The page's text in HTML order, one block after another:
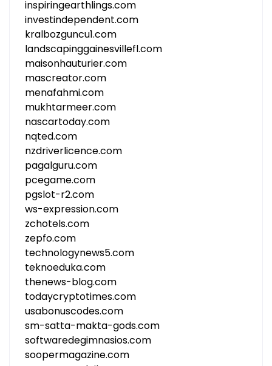
inspiringearthlings.com
investindependent.com
kralbozguncu1.com
landscapinggainesvillefl.com
maisonhauturier.com
mascreator.com
menafahmi.com
mukhtarmeer.com
nascartoday.com
nqted.com
nzdriverlicence.com
pagalguru.com
pcegame.com
pgslot-r2.com
ws-expression.com
zchotels.com
zepfo.com
technologynews5.com
teknoeduka.com
thenews-blog.com
todaycryptotimes.com
usabonuscodes.com
sm-satta-makta-gods.com
softwaredegimnasios.com
soopermagazine.com